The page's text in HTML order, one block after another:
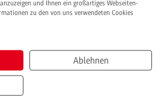
und Ihnen ein großartiges Webseiten-
zu den von uns verwendeten Cookies
Ablehnen